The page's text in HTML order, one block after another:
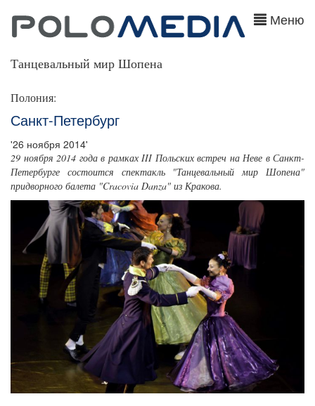
Меню
Танцевальный мир Шопена
Полония:
Санкт-Петербург
'26 ноября 2014'
29 ноября 2014 года в рамках III Польских встреч на Неве в Санкт-
Петербурге состоится спектакль "Танцевальный мир Шопена"
придворного балета "Cracovia Danza" из Кракова.